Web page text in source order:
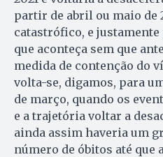
partir de abril ou maio de
catastrófico, e
que aconteça sem que
medida de contenção do
volta-se, digamos, para
de março, quando os
e a trajetória voltar a
ainda assim haveria um
número de óbitos até que